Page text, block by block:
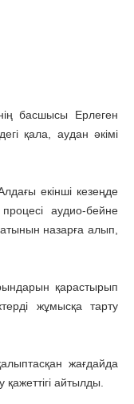
басшысы Ерлеген
қала, аудан әкімі
екінші кезеңде
аудио-бейне
назарға алып,
қарастырып
жұмысқа тарту
жағдайда
айтылды.